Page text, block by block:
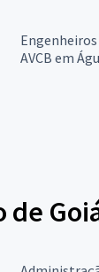
Engenheiros
AVCB em
de